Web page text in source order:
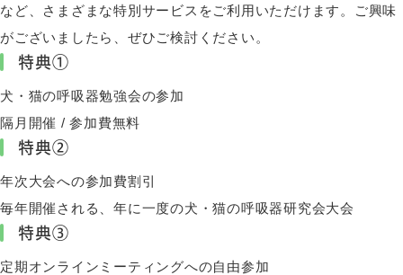
など、さまざまな特別サービスをご利用いただけます。ご興味
がございましたら、ぜひご検討ください。
特典①
犬・猫の呼吸器勉強会の参加
隔月開催 / 参加費無料
特典②
年次大会への参加費割引
毎年開催される、年に一度の犬・猫の呼吸器研究会大会
特典③
定期オンラインミーティングへの自由参加